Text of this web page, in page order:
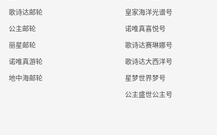
歌诗达邮轮
公主邮轮
丽星邮轮
诺唯真游轮
地中海邮轮
皇家海洋光谱号
诺唯真喜悦号
歌诗达赛琳娜号
歌诗达大西洋号
星梦世界梦号
公主盛世公主号